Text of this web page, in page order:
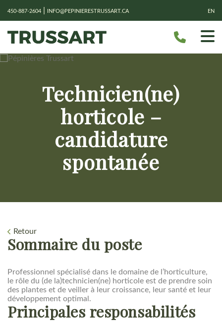
450-887-2604 INFO@PEPINIERESTRUSSART.CA EN
Technicien(ne)
horticole –
candidature
spontanée
Retour
Sommaire du poste
Professionnel spécialisé dans le domaine de l’horticulture,
le rôle du (de la)technicien(ne) horticole est de prendre soin
des plantes et de veiller à leur croissance, leur santé et leur
développement optimal.
Principales responsabilités